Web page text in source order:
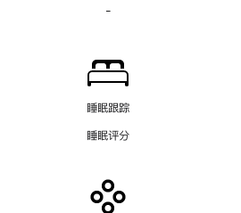
软
件
功
不
用
-
功
能
不
用
睡眠跟踪
睡眠评分